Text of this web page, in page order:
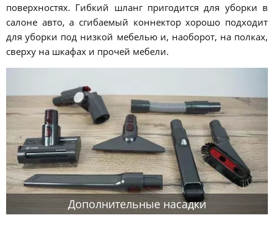
поверхностях. Гибкий шланг пригодится для уборки в
салоне авто, а сгибаемый коннектор хорошо подходит
для уборки под низкой мебелью и, наоборот, на полках,
сверху на шкафах и прочей мебели.
Дополнительные насадки